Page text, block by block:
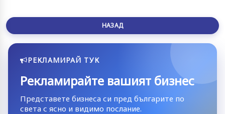
НАЗАД
РЕКЛАМИРАЙ ТУК
Рекламирайте вашият бизнес
Представете бизнеса си пред българите по
света с ясно и видимо послание.